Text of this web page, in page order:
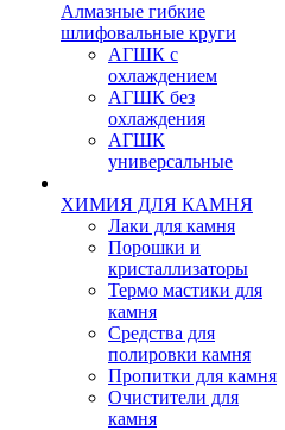
Алмазные гибкие
шлифовальные круги
АГШК с
охлаждением
АГШК без
охлаждения
АГШК
универсальные
ХИМИЯ ДЛЯ КАМНЯ
Лаки для камня
Порошки и
кристаллизаторы
Термо мастики для
камня
Средства для
полировки камня
Пропитки для камня
Очистители для
камня